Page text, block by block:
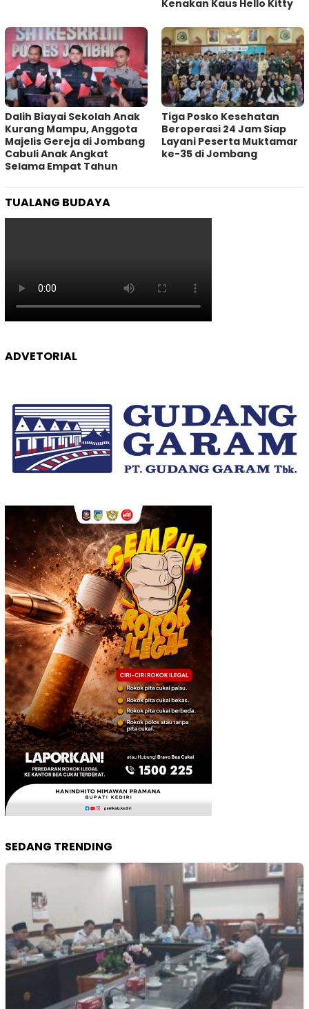
Kenakan Kaus Hello Kitty
Dalih Biayai Sekolah Anak
Kurang Mampu, Anggota
Majelis Gereja di Jombang
Cabuli Anak Angkat
Selama Empat Tahun
Tiga Posko Kesehatan
Beroperasi 24 Jam Siap
Layani Peserta Muktamar
ke-35 di Jombang
TUALANG BUDAYA
ADVETORIAL
SEDANG TRENDING